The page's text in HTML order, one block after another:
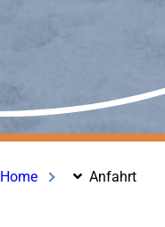
Home Anfahrt